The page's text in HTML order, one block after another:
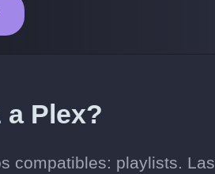
Plex?
compatibles: playlists. Las